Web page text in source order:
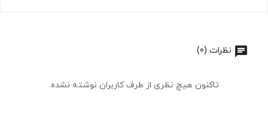
نظرات (0)
تاکنون هیچ نظری از طرف کاربران نوشته نشده.